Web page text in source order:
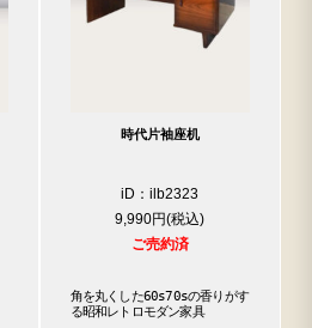
時代片袖座机
iD：ilb2323
9,990円
ご売約済
角を丸くした60s70sの香りがす
る昭和レトロモダン家具